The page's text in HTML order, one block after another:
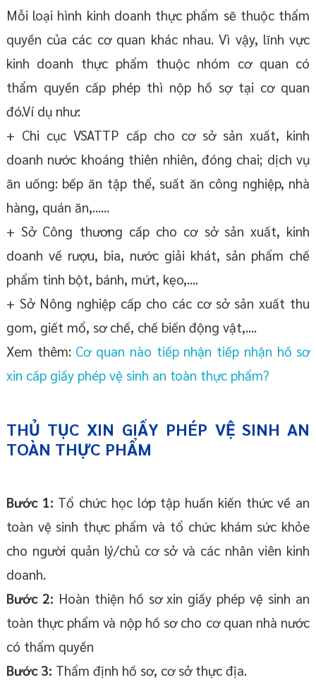
Mỗi loại hình kinh doanh thực phẩm sẽ thuộc thẩm
quyền của các cơ quan khác nhau. Vì vậy, lĩnh vực
kinh doanh thực phẩm thuộc nhóm cơ quan có
thẩm quyền cấp phép thì nộp hồ sợ tại cơ quan
đó.Ví dụ như:
+ Chi cục VSATTP cấp cho cơ sở sản xuất, kinh
doanh nước khoáng thiên nhiên, đóng chai; dịch vụ
ăn uống: bếp ăn tập thể, suất ăn công nghiệp, nhà
hàng, quán ăn,......
+ Sở Công thương cấp cho cơ sở sản xuất, kinh
doanh về rượu, bia, nước giải khát, sản phẩm chế
phẩm tinh bột, bánh, mứt, kẹo,....
+ Sở Nông nghiệp cấp cho các cơ sở sản xuất thu
gom, giết mổ, sơ chế, chế biến động vật,....
Xem thêm: Cơ quan nào tiếp nhận tiếp nhận hồ sơ
xin cấp giấy phép vệ sinh an toàn thực phẩm?
THỦ TỤC XIN GIẤY PHÉP VỆ SINH AN
TOÀN THỰC PHẨM
Bước 1: Tổ chức học lớp tập huấn kiến thức về an
toàn vệ sinh thực phẩm và tổ chức khám sức khỏe
cho người quản lý/chủ cơ sở và các nhân viên kinh
doanh.
Bước 2: Hoàn thiện hồ sơ xin giấy phép vệ sinh an
toàn thực phẩm và nộp hồ sơ cho cơ quan nhà nước
có thẩm quyền
Bước 3: Thẩm định hồ sơ, cơ sở thực địa.